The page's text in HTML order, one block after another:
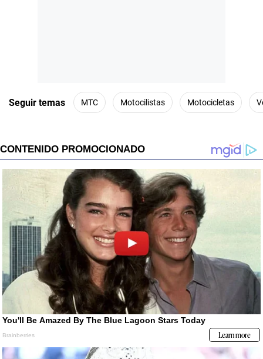
Seguir temas MTC Motocilistas Motocicletas